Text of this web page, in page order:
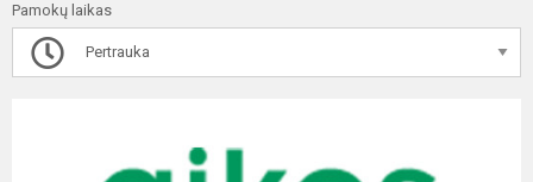
Pamokų laikas
Pertrauka